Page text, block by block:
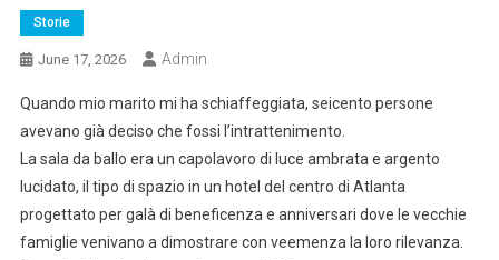
Storie
June 17, 2026 Admin
Quando mio marito mi ha schiaffeggiata, seicento persone
avevano già deciso che fossi l’intrattenimento.
La sala da ballo era un capolavoro di luce ambrata e argento
lucidato, il tipo di spazio in un hotel del centro di Atlanta
progettato per galà di beneficenza e anniversari dove le vecchie
famiglie venivano a dimostrare con veemenza la loro rilevanza.